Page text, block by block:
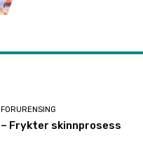
FORURENSING
– Frykter skinnprosess